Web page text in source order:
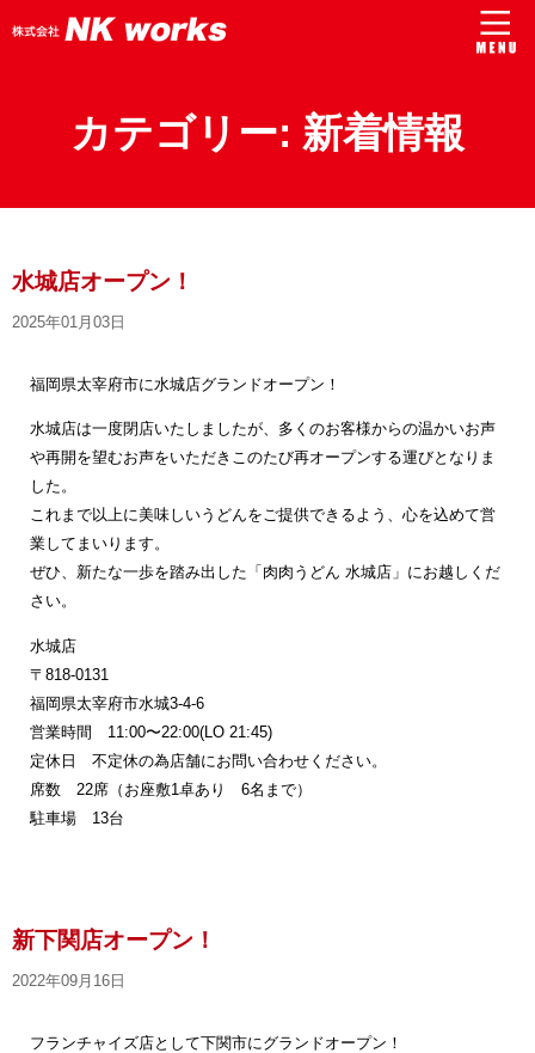
カテゴリー: 新着情報
水城店オープン！
2025年01月03日
福岡県太宰府市に水城店グランドオープン！
水城店は一度閉店いたしましたが、多くのお客様からの温かいお声
や再開を望むお声をいただきこのたび再オープンする運びとなりま
した。
これまで以上に美味しいうどんをご提供できるよう、心を込めて営
業してまいります。
ぜひ、新たな一歩を踏み出した「肉肉うどん 水城店」にお越しくだ
さい。
水城店
〒818-0131
福岡県太宰府市水城3-4-6
営業時間 11:00〜22:00(LO 21:45)
定休日 不定休の為店舗にお問い合わせください。
席数 22席（お座敷1卓あり 6名まで）
駐車場 13台
新下関店オープン！
2022年09月16日
フランチャイズ店として下関市にグランドオープン！